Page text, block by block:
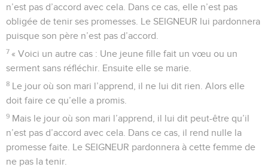
n’est pas d’accord avec cela. Dans ce cas, elle n’est pas
obligée de tenir ses promesses. Le SEIGNEUR lui pardonnera
puisque son père n’est pas d’accord.
7 « Voici un autre cas : Une jeune fille fait un vœu ou un
serment sans réfléchir. Ensuite elle se marie.
8 Le jour où son mari l’apprend, il ne lui dit rien. Alors elle
doit faire ce qu’elle a promis.
9 Mais le jour où son mari l’apprend, il lui dit peut-être qu’il
n’est pas d’accord avec cela. Dans ce cas, il rend nulle la
promesse faite. Le SEIGNEUR pardonnera à cette femme de
ne pas la tenir.